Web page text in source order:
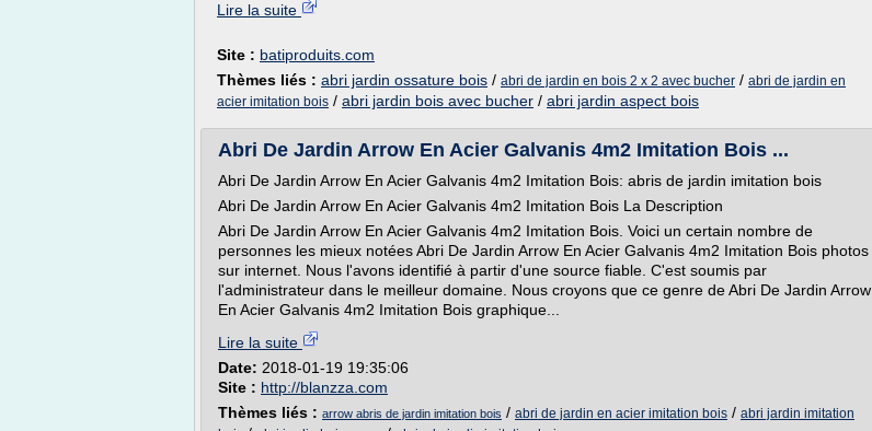
Lire la suite
Site : batiproduits.com
Thèmes liés : abri jardin ossature bois / abri de jardin en bois 2 x 2 avec bucher / abri de jardin en
acier imitation bois / abri jardin bois avec bucher / abri jardin aspect bois
Abri De Jardin Arrow En Acier Galvanis 4m2 Imitation Bois ...
Abri De Jardin Arrow En Acier Galvanis 4m2 Imitation Bois: abris de jardin imitation bois
Abri De Jardin Arrow En Acier Galvanis 4m2 Imitation Bois La Description
Abri De Jardin Arrow En Acier Galvanis 4m2 Imitation Bois. Voici un certain nombre de
personnes les mieux notées Abri De Jardin Arrow En Acier Galvanis 4m2 Imitation Bois photos
sur internet. Nous l'avons identifié à partir d'une source fiable. C'est soumis par
l'administrateur dans le meilleur domaine. Nous croyons que ce genre de Abri De Jardin Arrow
En Acier Galvanis 4m2 Imitation Bois graphique...
Lire la suite
Date: 2018-01-19 19:35:06
Site : http://blanzza.com
Thèmes liés : arrow abris de jardin imitation bois / abri de jardin en acier imitation bois / abri jardin imitation